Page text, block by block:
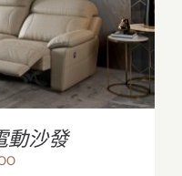
動沙發